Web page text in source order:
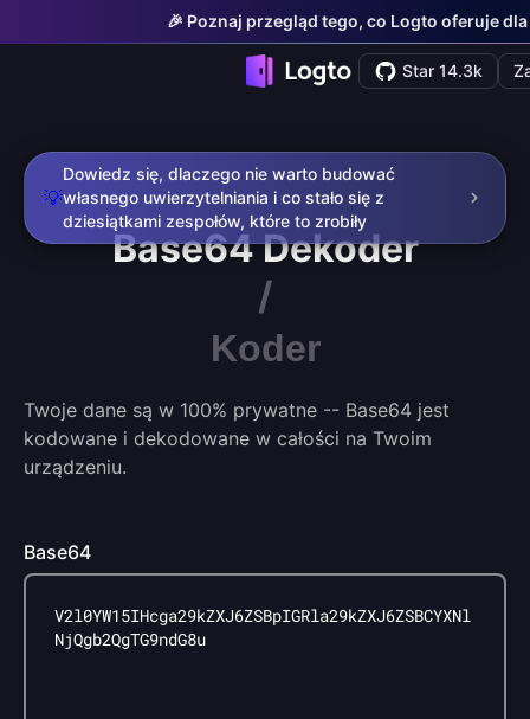
🎉 Poznaj przegląd tego, co Logto oferuje
Star 14.3k
💡
Dowiedz się, dlaczego nie warto budować
własnego uwierzytelniania i co stało się z
dziesiątkami zespołów, które to zrobiły
Base64Dekoder
/
Koder
Twoje dane są w 100% prywatne -- Base64 jest
kodowane i dekodowane w całości na Twoim
urządzeniu.
Base64